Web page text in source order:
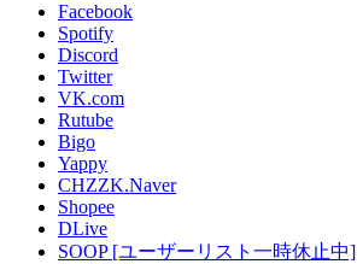
Facebook
Spotify
Discord
Twitter
VK.com
Rutube
Bigo
Yappy
CHZZK.Naver
Shopee
DLive
SOOP [ユーザーリスト一時休止中]